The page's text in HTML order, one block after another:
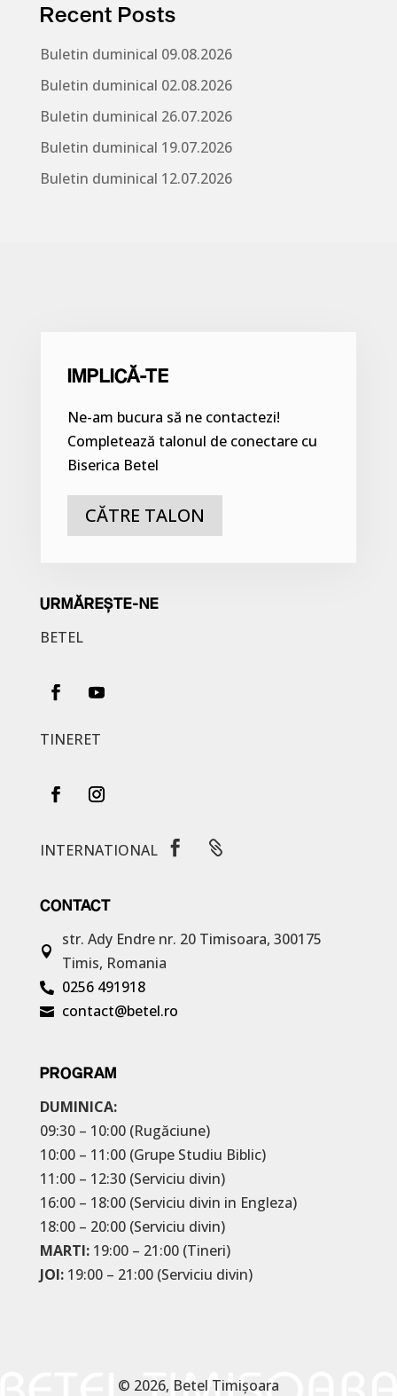
Recent Posts
Buletin duminical 09.08.2026
Buletin duminical 02.08.2026
Buletin duminical 26.07.2026
Buletin duminical 19.07.2026
Buletin duminical 12.07.2026
IMPLICĂ-TE
Ne-am bucura să ne contactezi!
Completează talonul de conectare cu
Biserica Betel
CĂTRE TALON
URMĂREȘTE-NE
BETEL
TINERET
INTERNATIONAL  
CONTACT

str. Ady Endre nr. 20 Timisoara, 300175
Timis, Romania
 0256 491918
 contact@betel.ro
PROGRAM
DUMINICA:
09:30 – 10:00 (Rugăciune)
10:00 – 11:00 (Grupe Studiu Biblic)
11:00 – 12:30 (Serviciu divin)
16:00 – 18:00 (Serviciu divin in Engleza)
18:00 – 20:00 (Serviciu divin)
MARTI: 19:00 – 21:00 (Tineri)
JOI: 19:00 – 21:00 (Serviciu divin)
© 2026, Betel Timișoara